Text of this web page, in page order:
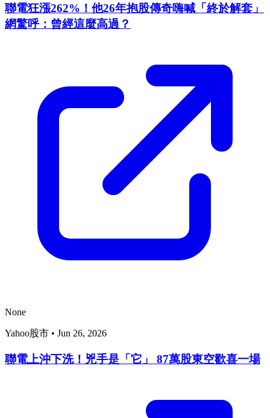
聯電狂漲262%！他26年抱股傳奇嗨喊「終於解套」
網驚呼：曾經這麼高過？
None
Yahoo股市 • Jun 26, 2026
聯電上沖下洗！兇手是「它」 87萬股東空歡喜一場